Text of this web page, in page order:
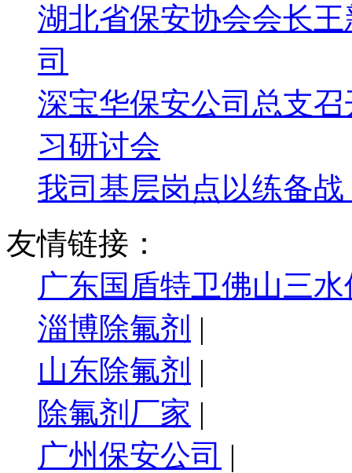
湖北省保安协会会长
司
深宝华保安公司总支
习研讨会
我司基层岗点以练备
友情链接：
广东国盾特卫佛山三
淄博除氟剂 |
山东除氟剂 |
除氟剂厂家 |
广州保安公司 |